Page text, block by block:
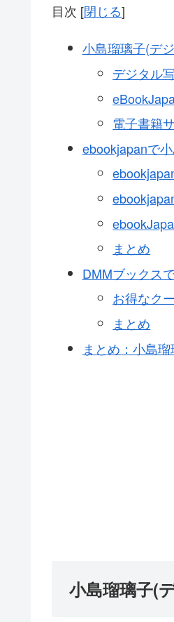
目次 [閉じる]
小島瑠璃子(デ
デジタル
電子書籍
ebookjapanで
まとめ
DMMブックス
お得なク
まとめ
まとめ：小島
小島瑠璃子(